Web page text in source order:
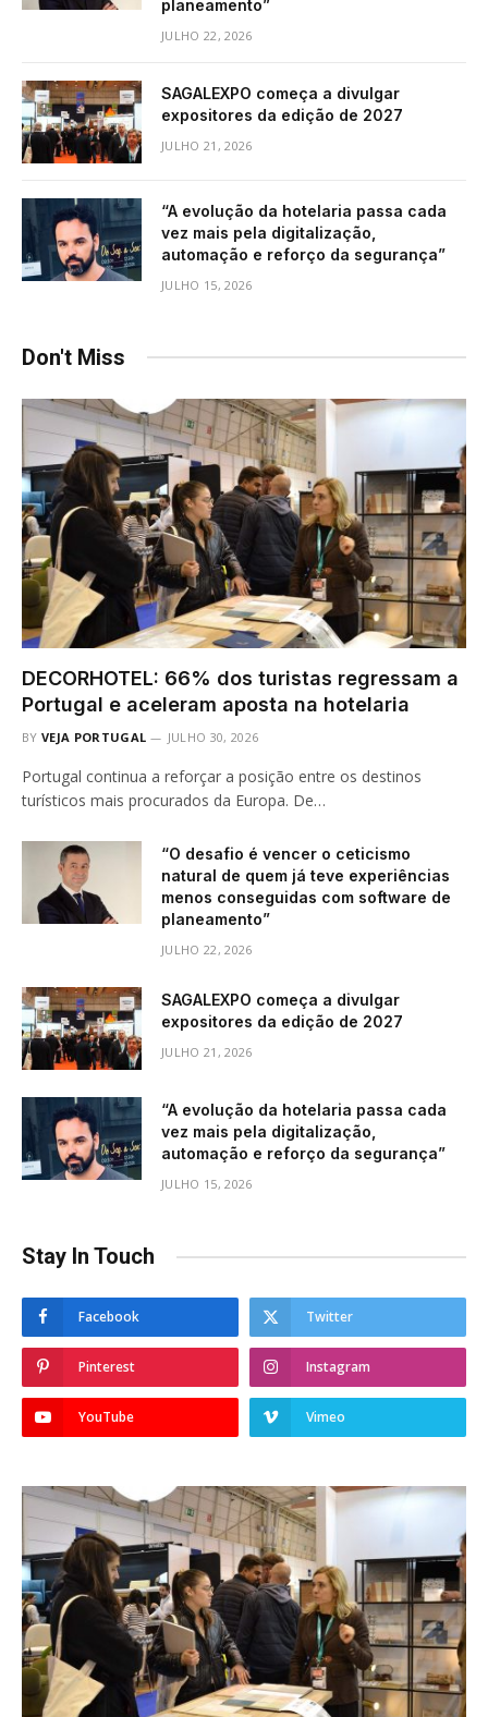
planeamento”
JULHO 22, 2026
SAGALEXPO começa a divulgar
expositores da edição de 2027
JULHO 21, 2026
“A evolução da hotelaria passa cada
vez mais pela digitalização,
automação e reforço da segurança”
JULHO 15, 2026
Don't Miss
DECORHOTEL: 66% dos turistas regressam a
Portugal e aceleram aposta na hotelaria
BY VEJA PORTUGAL JULHO 30, 2026
Portugal continua a reforçar a posição entre os destinos
turísticos mais procurados da Europa. De…
“O desafio é vencer o ceticismo
natural de quem já teve experiências
menos conseguidas com software de
planeamento”
JULHO 22, 2026
SAGALEXPO começa a divulgar
expositores da edição de 2027
JULHO 21, 2026
“A evolução da hotelaria passa cada
vez mais pela digitalização,
automação e reforço da segurança”
JULHO 15, 2026
Stay In Touch
Facebook Twitter
Pinterest Instagram
YouTube Vimeo